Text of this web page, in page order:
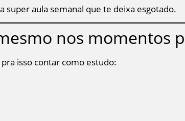
super aula semanal que te deixa esgotado.
nos momentos
isso contar como estudo: